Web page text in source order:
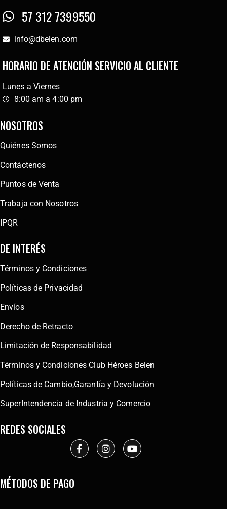
57 312 7399550
info@dbelen.com
HORARIO DE ATENCIÓN SERVICIO AL CLIENTE
Lunes a Viernes
8:00 am a 4:00 pm
NOSOTROS
Quiénes Somos
Contáctenos
Puntos de Venta
Trabaja con Nosotros
IPQR
DE INTERÉS
Términos y Condiciones
Políticas de Privacidad
Envíos
Derecho de Retracto
Limitación de Responsabilidad
Términos y Condiciones Club Héroes Belen
Políticas de Cambio,Garantía y Devolución
SuperIntendencia de Industria y Comercio
REDES SOCIALES
MÉTODOS DE PAGO